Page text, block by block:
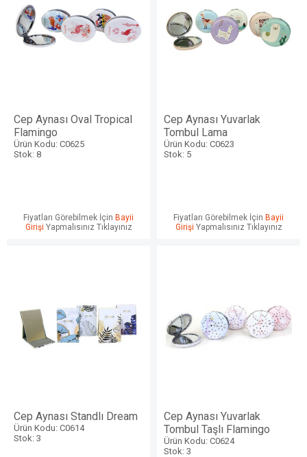
Cep Aynası Oval Tropical
Flamingo
Ürün Kodu: C0625
Stok: 8
Fiyatları Görebilmek İçin Bayii
Girişi Yapmalısınız Tıklayınız
Cep Aynası Yuvarlak
Tombul Lama
Ürün Kodu: C0623
Stok: 5
Fiyatları Görebilmek İçin Bayii
Girişi Yapmalısınız Tıklayınız
Cep Aynası Standlı Dream
Ürün Kodu: C0614
Stok: 3
Cep Aynası Yuvarlak
Tombul Taşlı Flamingo
Ürün Kodu: C0624
Stok: 3